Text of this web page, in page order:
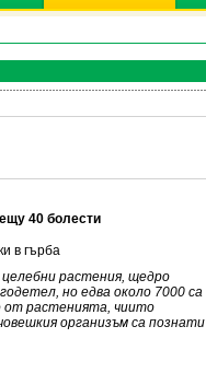
40 болести
в гърба
растения, щедро
но едва около 7000 са
от растенията, чиито
организъм са познати